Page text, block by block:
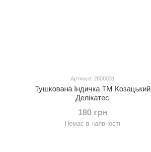
Артикул: 2800031
Тушкована Індичка ТМ Козацький
Делікатес
180 грн
Немає в наявності